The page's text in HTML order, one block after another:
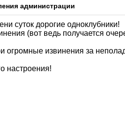
администрации
суток дорогие одноклубники!
(вот ведь получается
огромные извинения за
настроения!